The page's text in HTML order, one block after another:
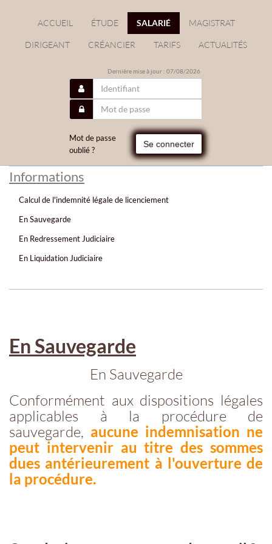
ACCUEIL ÉTUDE SALARIÉ MAGISTRAT
DIRIGEANT CRÉANCIER TARIFS ACTUALITÉS
Dernière mise à jour : 07/08/2026
Mot de passe
oublié ?
Se connecter
Informations
Calcul de l'indemnité légale de licenciement
En Sauvegarde
En Redressement Judiciaire
En Liquidation Judiciaire
En Sauvegarde
En Sauvegarde
Conformément aux dispositions légales
applicables à la procédure de
sauvegarde, aucune indemnisation ne
peut intervenir au titre des sommes
dues antérieurement à l'ouverture de
la procédure.